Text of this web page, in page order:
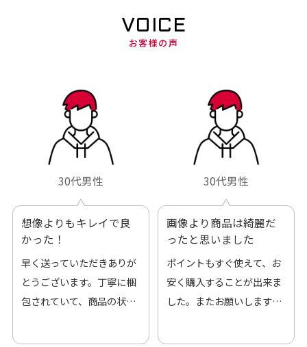
VOICE
お客様の声
30代男性
想像よりもキレイで良
かった！
早く送っていただきありが
とうございます。丁寧に梱
包されていて、商品の状態
30代男性
画像より商品は綺麗だ
ったと思いました
ポイントもすぐ使えて、お
安く購入することが出来ま
した。またお願いします、